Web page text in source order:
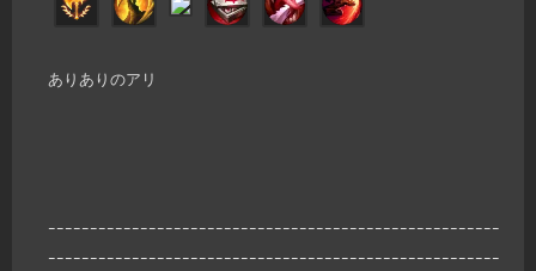
ありありのアリ
ｰｰｰｰｰｰｰｰｰｰｰｰｰｰｰｰｰｰｰｰｰｰｰｰｰｰｰｰｰｰｰｰｰｰｰｰｰｰｰｰｰｰｰｰｰｰｰｰｰｰｰｰｰｰ
ｰｰｰｰｰｰｰｰｰｰｰｰｰｰｰｰｰｰｰｰｰｰｰｰｰｰｰｰｰｰｰｰｰｰｰｰｰｰｰｰｰｰｰｰｰｰｰｰｰｰｰｰｰｰ